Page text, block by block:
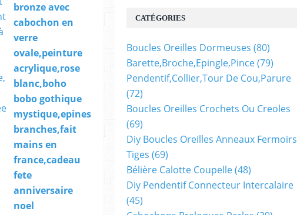
bronze avec
cabochon en
verre
ovale,peinture
acrylique,rose
blanc,boho
bobo gothique
mystique,epines
branches,fait
mains en
france,cadeau
fete
anniversaire
noel
CATÉGORIES
Boucles Oreilles Dormeuses (80)
Barette,broche,epingle,pince(79)
Pendentif,collier,tour De Cou,parure
(72)
Boucles Oreilles Crochets Ou Creoles
(69)
Diy Boucles Oreilles Anneaux Fermoirs
Tiges (69)
Bélière Calotte Coupelle(48)
Diy Pendentif Connecteur Intercalaire
(45)